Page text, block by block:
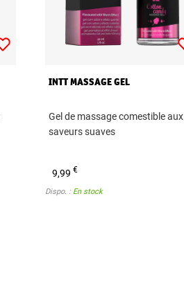
INTT MASSAGE GEL
Gel de massage comestible aux
saveurs suaves
9,99 €
Dispo. : En stock